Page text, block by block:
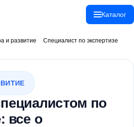
Каталог
и развитие Специалист по экспертизе
по
все о
сообщение
Закрыть